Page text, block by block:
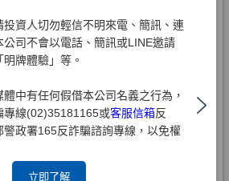
投資人切勿輕信不明來電、簡訊、連
司不會以電話、簡訊或LINE邀請
明牌體驗」等。
中有任何假借本公司名義之行為，
專線(02)35181165或客服信箱反
警政署165反詐騙諮詢專線，以免權
立即了解